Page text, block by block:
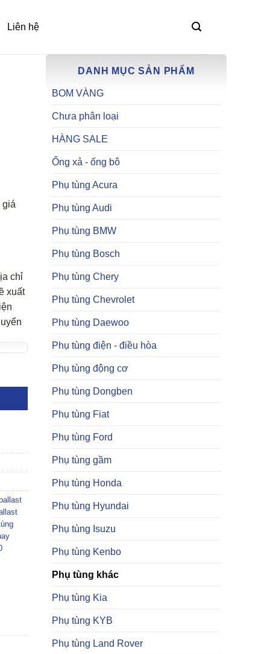
Liên hệ
DANH MỤC SẢN PHẨM
BOM VÀNG
Chưa phân loại
HÀNG SALE
Ống xả - ống bô
Phụ tùng Acura
Phụ tùng Audi
Phụ tùng BMW
Phụ tùng Bosch
Phụ tùng Chery
Phụ tùng Chevrolet
Phụ tùng Daewoo
Phụ tùng điện - điều hòa
Phụ tùng động cơ
Phụ tùng Dongben
Phụ tùng Fiat
Phụ tùng Ford
Phụ tùng gầm
Phụ tùng Honda
Phụ tùng Hyundai
Phụ tùng Isuzu
Phụ tùng Kenbo
Phụ tùng khác
Phụ tùng Kia
Phụ tùng KYB
Phụ tùng Land Rover
giá
chỉ
xuất